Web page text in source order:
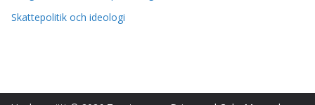
Skattepolitik och ideologi